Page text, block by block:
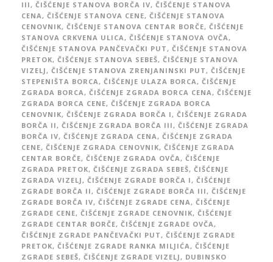
III , ČIŠĆENJE STANOVA BORČA IV, ČIŠĆENJE STANOVA
CENA , ČIŠĆENJE STANOVA CENE, ČIŠĆENJE STANOVA
CENOVNIK, ČIŠĆENJE STANOVA CENTAR BORČE, ČIŠĆENJE
STANOVA CRKVENA ULICA , ČIŠĆENJE STANOVA OVČA ,
ČIŠĆENJE STANOVA PANČEVAČKI PUT , ČIŠĆENJE STANOVA
PRETOK, ČIŠĆENJE STANOVA SEBEŠ, ČIŠĆENJE STANOVA
VIZELJ , ČIŠĆENJE STANOVA ZRENJANINSKI PUT , ČIŠĆENJE
STEPENIŠTA BORCA , ČIŠĆENJE ULAZA BORCA , ČIŠĆENJE
ZGRADA BORCA , ČIŠĆENJE ZGRADA BORCA CENA , ČIŠĆENJE
ZGRADA BORCA CENE, ČIŠĆENJE ZGRADA BORCA
CENOVNIK, ČIŠĆENJE ZGRADA BORČA I , ČIŠĆENJE ZGRADA
BORČA II , ČIŠĆENJE ZGRADA BORČA III , ČIŠĆENJE ZGRADA
BORČA IV, ČIŠĆENJE ZGRADA CENA , ČIŠĆENJE ZGRADA
CENE, ČIŠĆENJE ZGRADA CENOVNIK, ČIŠĆENJE ZGRADA
CENTAR BORČE, ČIŠĆENJE ZGRADA OVČA , ČIŠĆENJE
ZGRADA PRETOK, ČIŠĆENJE ZGRADA SEBEŠ, ČIŠĆENJE
ZGRADA VIZELJ , ČIŠĆENJE ZGRADE BORČA I , ČIŠĆENJE
ZGRADE BORČA II , ČIŠĆENJE ZGRADE BORČA III , ČIŠĆENJE
ZGRADE BORČA IV, ČIŠĆENJE ZGRADE CENA , ČIŠĆENJE
ZGRADE CENE, ČIŠĆENJE ZGRADE CENOVNIK, ČIŠĆENJE
ZGRADE CENTAR BORČE, ČIŠĆENJE ZGRADE OVČA ,
ČIŠĆENJE ZGRADE PANČEVAČKI PUT , ČIŠĆENJE ZGRADE
PRETOK, ČIŠĆENJE ZGRADE RANKA MILJIĆA , ČIŠĆENJE
ZGRADE SEBEŠ, ČIŠĆENJE ZGRADE VIZELJ , DUBINSKO